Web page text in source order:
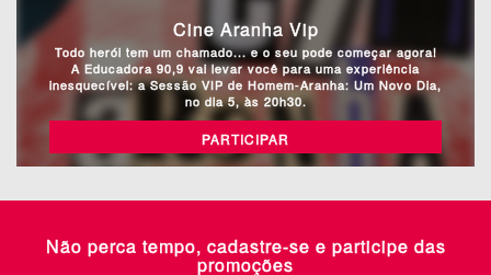
Cine Aranha Vip
Todo herói tem um chamado... e o seu pode começar agora!
A Educadora 90,9 vai levar você para uma experiência
inesquecível: a Sessão VIP de Homem-Aranha: Um Novo Dia,
no dia 5, às 20h30.
PARTICIPAR
Não perca tempo, cadastre-se e participe das
promoções